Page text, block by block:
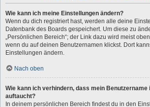
Wie kann ich meine Einstellungen ändern?
Wenn du dich registriert hast, werden alle deine
Datenbank des Boards gespeichert. Um diese zu
„Persönlichen Bereich“; der Link dazu wird meist
wenn du auf deinen Benutzernamen klickst. Dort
Einstellungen ändern.
Nach oben
Wie kann ich verhindern, dass mein Benutzername
auftaucht?
In deinem persönlichen Bereich findest du in den